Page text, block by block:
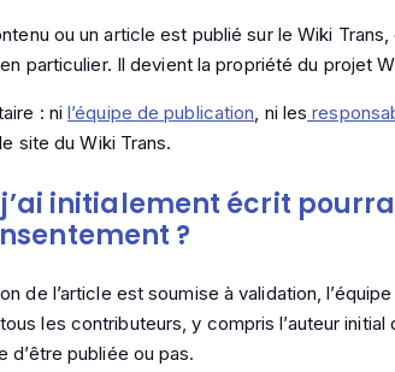
ou un article est publié sur le Wiki
particulier. Il devient la propriété du projet
: nil’équipe de publication , ni les
site du Wiki Trans.
j’ai initialement écrit
?
de l’article est soumise à validation,
les contributeurs, y compris l’auteur initial
publiée ou pas.